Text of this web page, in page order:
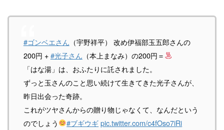
#ゴンベエさん （宇野祥平） 改め伊福部玉五郎さんの
200円 +#光子さん （本上まなみ）の200円＝
「はな湯」は、おふたりに託されました。
ずっと玉さんのこと思い続けて生きてきた光子さんが、
昨日出会った奇跡。
これがツヤさんからの贈り物じゃなくて、なんだという
のでしょう
#ブギウギpic.twitter.com/c4fOso7iRi